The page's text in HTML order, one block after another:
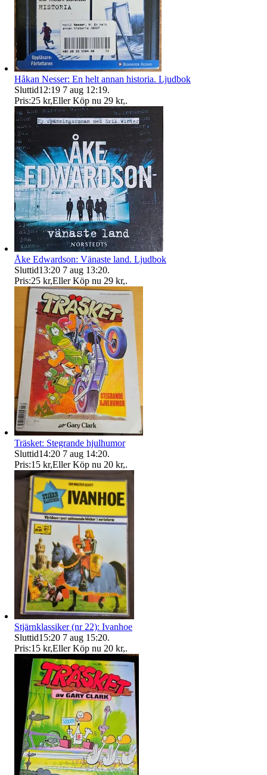
Håkan Nesser: En helt annan historia. Ljudbok
Sluttid12:19 7 aug 12:19.
Pris:25 kr,Eller Köp nu 29 kr,.
Åke Edwardson: Vänaste land. Ljudbok
Sluttid13:20 7 aug 13:20.
Pris:25 kr,Eller Köp nu 29 kr,.
Träsket: Stegrande hjulhumor
Sluttid14:20 7 aug 14:20.
Pris:15 kr,Eller Köp nu 20 kr,.
Stjärnklassiker (nr 22): Ivanhoe
Sluttid15:20 7 aug 15:20.
Pris:15 kr,Eller Köp nu 20 kr,.